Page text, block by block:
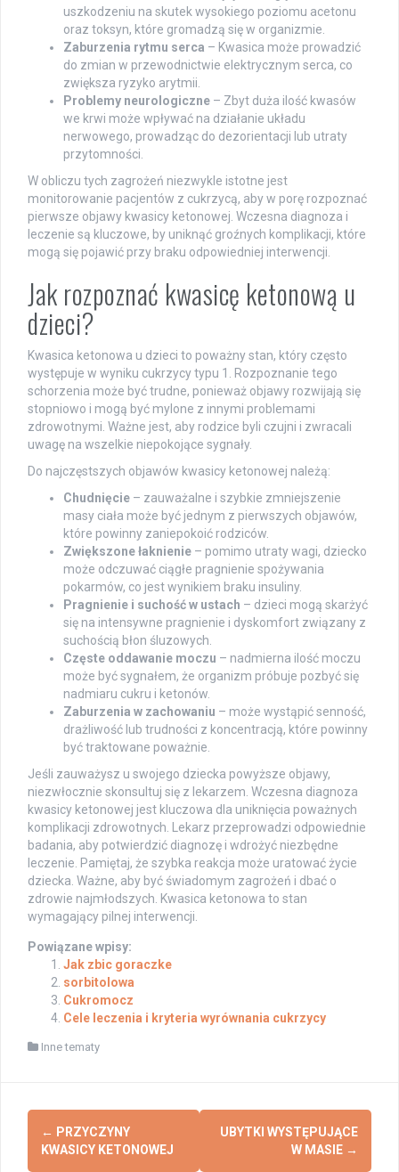
uszkodzeniu na skutek wysokiego poziomu acetonu
oraz toksyn, które gromadzą się w organizmie.
Zaburzenia rytmu serca – Kwasica może prowadzić
do zmian w przewodnictwie elektrycznym serca, co
zwiększa ryzyko arytmii.
Problemy neurologiczne – Zbyt duża ilość kwasów
we krwi może wpływać na działanie układu
nerwowego, prowadząc do dezorientacji lub utraty
przytomności.
W obliczu tych zagrożeń niezwykle istotne jest
monitorowanie pacjentów z cukrzycą, aby w porę rozpoznać
pierwsze objawy kwasicy ketonowej. Wczesna diagnoza i
leczenie są kluczowe, by uniknąć groźnych komplikacji, które
mogą się pojawić przy braku odpowiedniej interwencji.
Jak rozpoznać kwasicę ketonową u
dzieci?
Kwasica ketonowa u dzieci to poważny stan, który często
występuje w wyniku cukrzycy typu 1. Rozpoznanie tego
schorzenia może być trudne, ponieważ objawy rozwijają się
stopniowo i mogą być mylone z innymi problemami
zdrowotnymi. Ważne jest, aby rodzice byli czujni i zwracali
uwagę na wszelkie niepokojące sygnały.
Do najczęstszych objawów kwasicy ketonowej należą:
Chudnięcie – zauważalne i szybkie zmniejszenie
masy ciała może być jednym z pierwszych objawów,
które powinny zaniepokoić rodziców.
Zwiększone łaknienie – pomimo utraty wagi, dziecko
może odczuwać ciągłe pragnienie spożywania
pokarmów, co jest wynikiem braku insuliny.
Pragnienie i suchość w ustach – dzieci mogą skarżyć
się na intensywne pragnienie i dyskomfort związany z
suchością błon śluzowych.
Częste oddawanie moczu – nadmierna ilość moczu
może być sygnałem, że organizm próbuje pozbyć się
nadmiaru cukru i ketonów.
Zaburzenia w zachowaniu – może wystąpić senność,
drażliwość lub trudności z koncentracją, które powinny
być traktowane poważnie.
Jeśli zauważysz u swojego dziecka powyższe objawy,
niezwłocznie skonsultuj się z lekarzem. Wczesna diagnoza
kwasicy ketonowej jest kluczowa dla uniknięcia poważnych
komplikacji zdrowotnych. Lekarz przeprowadzi odpowiednie
badania, aby potwierdzić diagnozę i wdrożyć niezbędne
leczenie. Pamiętaj, że szybka reakcja może uratować życie
dziecka. Ważne, aby być świadomym zagrożeń i dbać o
zdrowie najmłodszych. Kwasica ketonowa to stan
wymagający pilnej interwencji.
Powiązane wpisy:
Jak zbic goraczke
sorbitolowa
Cukromocz
Cele leczenia i kryteria wyrównania cukrzycy
Inne tematy
Post
navigation
← PRZYCZYNY
KWASICY KETONOWEJ
UBYTKI WYSTĘPUJĄCE
W MASIE →